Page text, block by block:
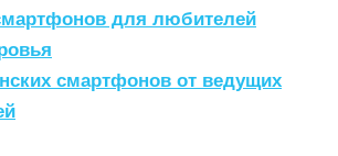
для любителей
смартфонов от ведущих